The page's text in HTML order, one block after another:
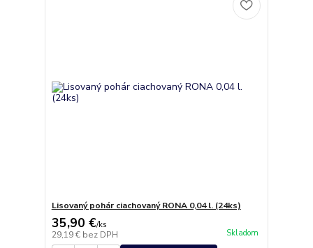
Lisovaný pohár ciachovaný RONA 0,04 l. (24ks)
35,90 €/ks
29,19 € bez DPH Skladom